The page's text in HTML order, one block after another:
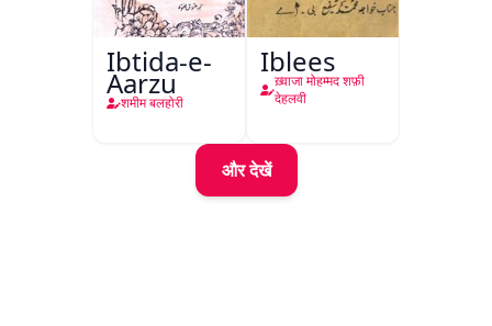
Ibtida-e-
Aarzu
शमीम बलहोरी
Iblees
ख़्वाजा मोहम्मद शफ़ी
देहलवी
और देखें